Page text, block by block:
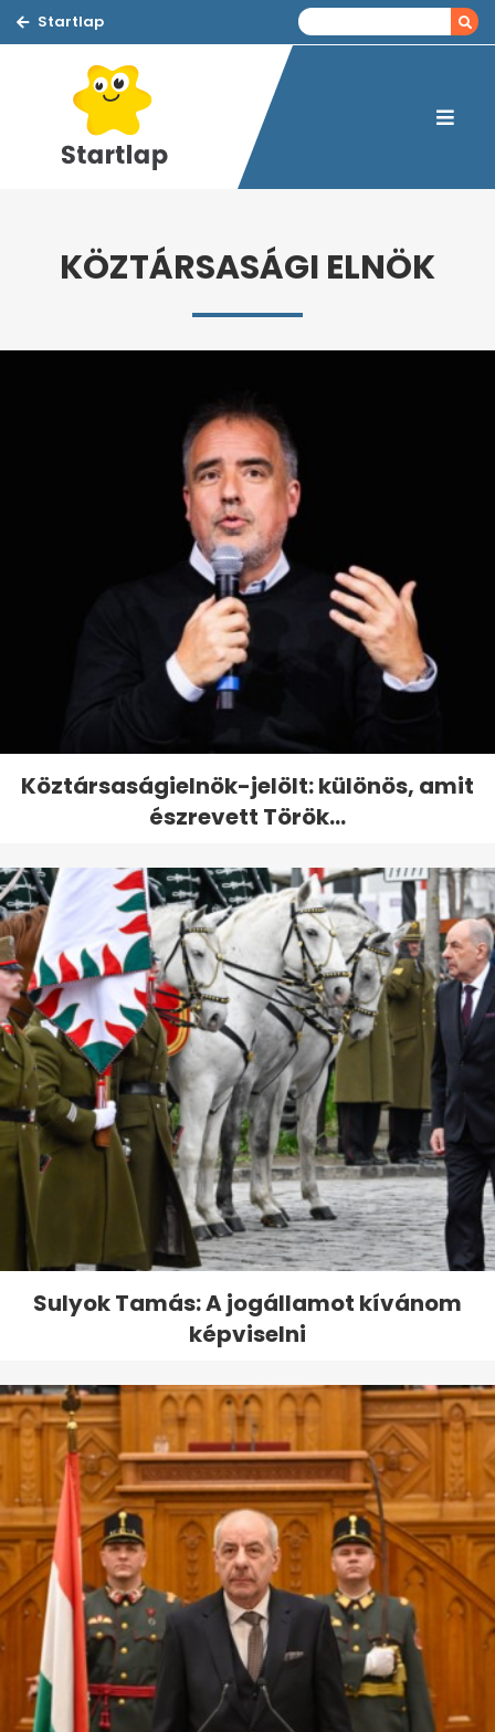
Startlap
KÖZTÁRSASÁGI ELNÖK
Köztársaságielnök-jelölt: különös, amit
észrevett Török...
Sulyok Tamás: A jogállamot kívánom
képviselni